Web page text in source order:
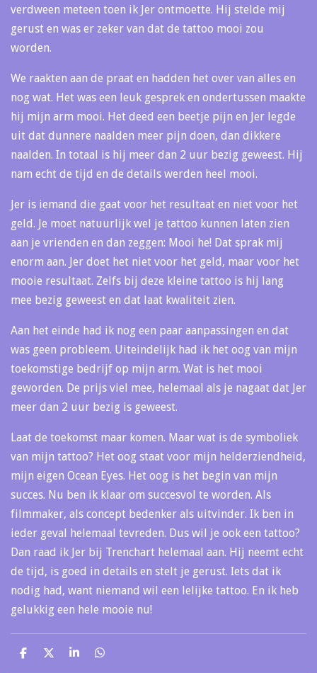
verdween meteen toen ik Jer ontmoette. Hij stelde mij
gerust en was er zeker van dat de tattoo mooi zou
worden.
We raakten aan de praat en hadden het over van alles en
nog wat. Het was een leuk gesprek en ondertussen maakte
hij mijn arm mooi. Het deed een beetje pijn en Jer legde
uit dat dunnere naalden meer pijn doen, dan dikkere
naalden. In totaal is hij meer dan 2 uur bezig geweest. Hij
nam echt de tijd en de details werden heel mooi.
Jer is iemand die gaat voor het resultaat en niet voor het
geld. Je moet natuurlijk wel je tattoo kunnen laten zien
aan je vrienden en dan zeggen: Mooi he! Dat sprak mij
enorm aan. Jer doet het niet voor het geld, maar voor het
mooie resultaat. Zelfs bij deze kleine tattoo is hij lang
mee bezig geweest en dat laat kwaliteit zien.
Aan het einde had ik nog een paar aanpassingen en dat
was geen probleem. Uiteindelijk had ik het oog van mijn
toekomstige bedrijf op mijn arm. Wat is het mooi
geworden. De prijs viel mee, helemaal als je nagaat dat Jer
meer dan 2 uur bezig is geweest.
Laat de toekomst maar komen. Maar wat is de symboliek
van mijn tattoo? Het oog staat voor mijn helderziendheid,
mijn eigen Ocean Eyes. Het oog is het begin van mijn
succes. Nu ben ik klaar om succesvol te worden. Als
filmmaker, als concept bedenker als uitvinder. Ik ben in
ieder geval helemaal tevreden. Dus wil je ook een tattoo?
Dan raad ik Jer bij Trenchart helemaal aan. Hij neemt echt
de tijd, is goed in details en stelt je gerust. Iets dat ik
nodig had, want niemand wil een lelijke tattoo. En ik heb
gelukkig een hele mooie nu!
D
D
S
D